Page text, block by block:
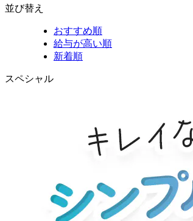
並び替え
おすすめ順
給与が高い順
新着順
スペシャル